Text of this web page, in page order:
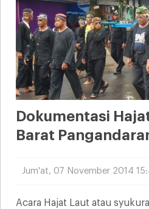
Dokumentasi
Barat
Jum'at, 07 November 2014
Acara Hajat Laut atau